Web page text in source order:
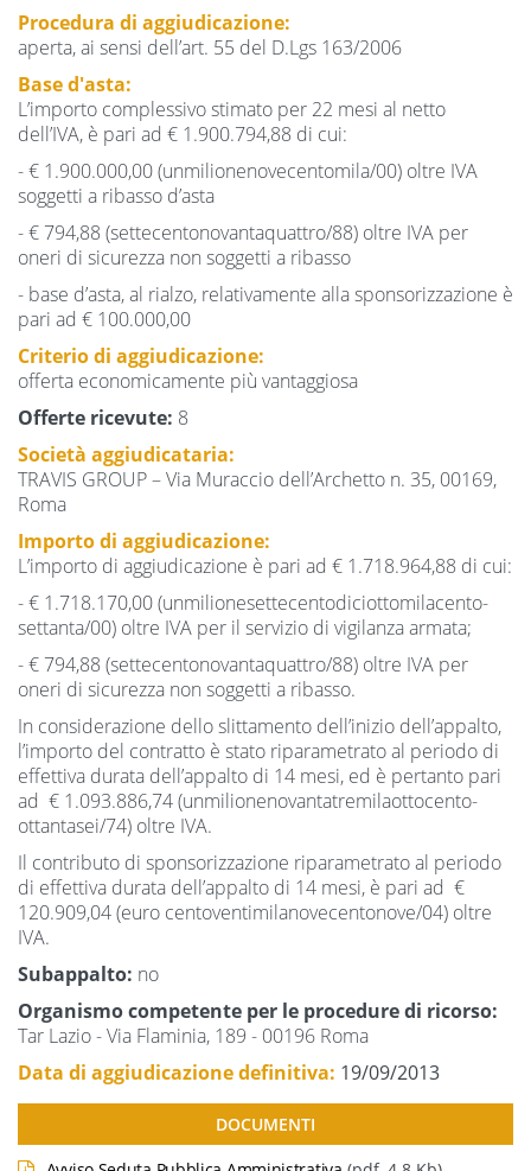
Procedura di aggiudicazione:
aperta, ai sensi dell’art. 55 del D.Lgs 163/2006
Base d'asta:
L’importo complessivo stimato per 22 mesi al netto
dell’IVA, è pari ad € 1.900.794,88 di cui:
- € 1.900.000,00 (unmilionenovecentomila/00) oltre IVA
soggetti a ribasso d’asta
- € 794,88 (settecentonovantaquattro/88) oltre IVA per
oneri di sicurezza non soggetti a ribasso
- base d’asta, al rialzo, relativamente alla sponsorizzazione è
pari ad € 100.000,00
Criterio di aggiudicazione:
offerta economicamente più vantaggiosa
Offerte ricevute: 8
Società aggiudicataria:
TRAVIS GROUP – Via Muraccio dell’Archetto n. 35, 00169,
Roma
Importo di aggiudicazione:
L’importo di aggiudicazione è pari ad € 1.718.964,88 di cui:
- € 1.718.170,00 (unmilionesettecentodiciottomilacento-
settanta/00) oltre IVA per il servizio di vigilanza armata;
- € 794,88 (settecentonovantaquattro/88) oltre IVA per
oneri di sicurezza non soggetti a ribasso.
In considerazione dello slittamento dell’inizio dell’appalto,
l’importo del contratto è stato riparametrato al periodo di
effettiva durata dell’appalto di 14 mesi, ed è pertanto pari
ad € 1.093.886,74 (unmilionenovantatremilaottocento-
ottantasei/74) oltre IVA.
Il contributo di sponsorizzazione riparametrato al periodo
di effettiva durata dell’appalto di 14 mesi, è pari ad €
120.909,04 (euro centoventimilanovecentonove/04) oltre
IVA.
Subappalto: no
Organismo competente per le procedure di ricorso:
Tar Lazio - Via Flaminia, 189 - 00196 Roma
Data di aggiudicazione definitiva: 19/09/2013
DOCUMENTI